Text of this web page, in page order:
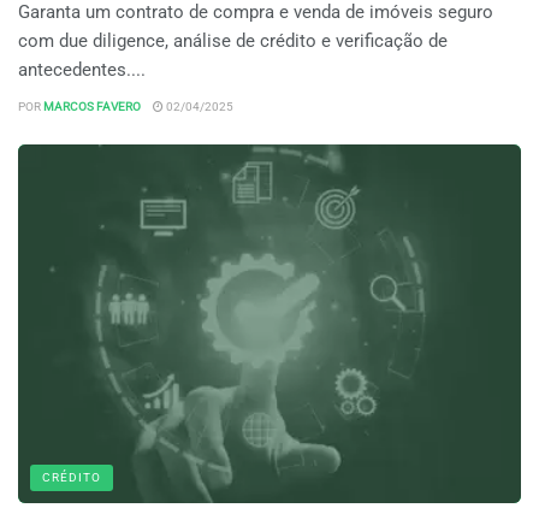
Garanta um contrato de compra e venda de imóveis seguro
com due diligence, análise de crédito e verificação de
antecedentes....
POR MARCOS FAVERO 02/04/2025
CRÉDITO